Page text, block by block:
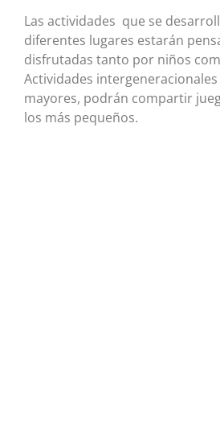
Las actividades que se
diferentes lugares estarán
disfrutadas tanto por niños
Actividades
mayores, podrán compartir
los más pequeños.